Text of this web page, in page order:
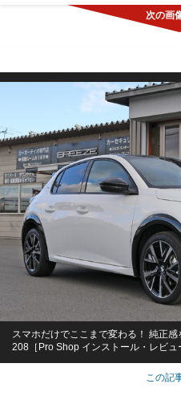
スマホだけでここまで変わる！ 純正
208［Pro Shop インストール・レビュ
この記